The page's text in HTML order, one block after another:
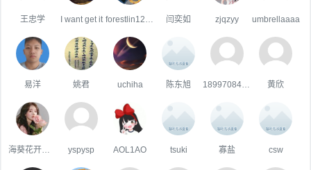
王忠学 I want get it 闫奕如 zjqzyy umbrellaaaa
易洋 姚君 uchiha 陈东旭 黄欣
yspysp AOL1AO tsuki 寡盐 csw